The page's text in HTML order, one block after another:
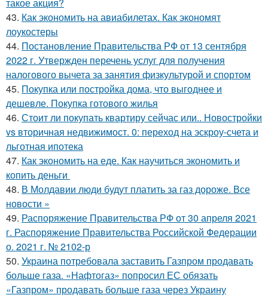
43. Как экономить на авиабилетах. Как экономят
лоукостеры
44. Постановление Правительства РФ от 13 сентября
2022 г. Утвержден перечень услуг для получения
налогового вычета за занятия физкультурой и спортом
45. Покупка или постройка дома, что выгоднее и
дешевле. Покупка готового жилья
46. Стоит ли покупать квартиру сейчас или.. Новостройки
vs вторичная недвижимост. 0: переход на эскроу-счета и
льготная ипотека
47. Как экономить на еде. Как научиться экономить и
копить деньги
48. В Молдавии люди будут платить за газ дороже. Все
новости »
49. Распоряжение Правительства РФ от 30 апреля 2021
г. Распоряжение Правительства Российской Федерации
о. 2021 г. № 2102-р
50. Украина потребовала заставить Газпром продавать
больше газа. «Нафтогаз» попросил ЕС обязать
«Газпром» продавать больше газа через Украину